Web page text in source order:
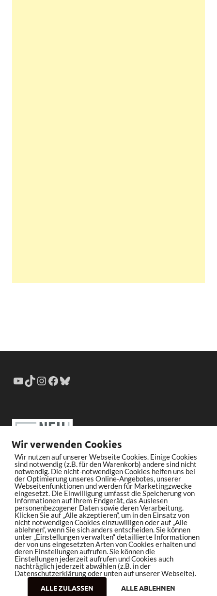
Wir verwenden Cookies
Wir nutzen auf unserer Webseite Cookies. Einige Cookies
sind notwendig (z.B. für den Warenkorb) andere sind nicht
notwendig. Die nicht-notwendigen Cookies helfen uns bei
der Optimierung unseres Online-Angebotes, unserer
Webseitenfunktionen und werden für Marketingzwecke
eingesetzt. Die Einwilligung umfasst die Speicherung von
Informationen auf Ihrem Endgerät, das Auslesen
personenbezogener Daten sowie deren Verarbeitung.
Klicken Sie auf „Alle akzeptieren“, um in den Einsatz von
nicht notwendigen Cookies einzuwilligen oder auf „Alle
ablehnen“, wenn Sie sich anders entscheiden. Sie können
unter „Einstellungen verwalten“ detaillierte Informationen
der von uns eingesetzten Arten von Cookies erhalten und
deren Einstellungen aufrufen. Sie können die
Einstellungen jederzeit aufrufen und Cookies auch
nachträglich jederzeit abwählen (z.B. in der
Datenschutzerklärung oder unten auf unserer Webseite).
ALLE ZULASSEN
ALLE ABLEHNEN